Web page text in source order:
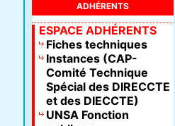
ADHÉRENTS
ESPACE ADHÉRENTS
Fiches techniques
Instances (CAP-
Comité Technique
Spécial des DIRECCTE
et des DIECCTE)
UNSA Fonction